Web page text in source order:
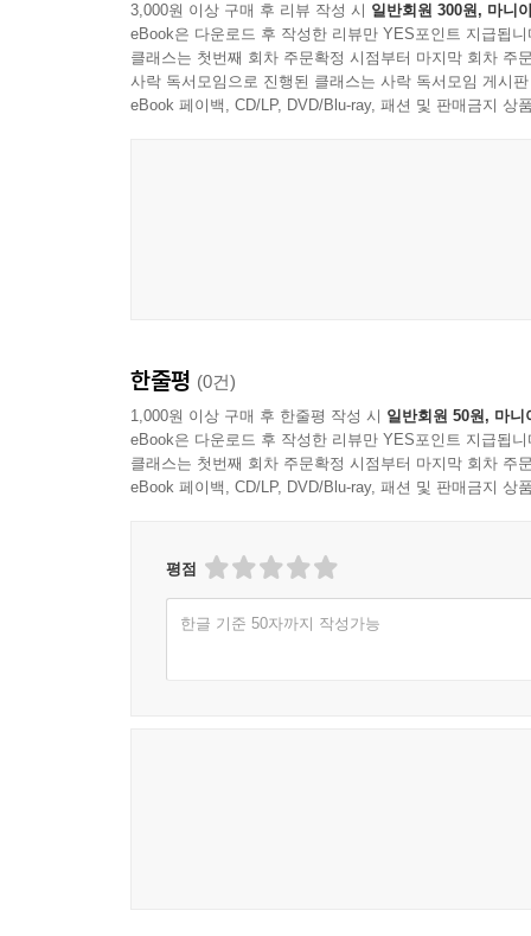
개인이 헤쳐나갈 수 있는 일이지만 성추행과 같
중대함을 알고 이에 맞게 대처하는 것이 현명한 일
성추행, 성폭행과 같은 성범죄는 다른 형사사건
축적되었고, 이를 통해 가장 흔한 그렇지만 중요
책의 내용은 성범죄 사건에서 수사와 재판에서 대
박상영 변호사가 집필 및 검토하였습니다.
울산에서
-법무법인 해강 변호사 박상영-
3,000원 이상 구매 후 리뷰 작성 시 일반회원 300원, 마니
eBook은 다운로드 후 작성한 리뷰만 YES포인트 지급됩니
클래스는 첫번째 회차 주문확정 시점부터 마지막 회차 주
사락 독서모임으로 진행된 클래스는 사락 독서모임 게시
eBook 페이백, CD/LP, DVD/Blu-ray, 패션 및 판매금지 상
한줄평 (0건)
1,000원 이상 구매 후 한줄평 작성 시 일반회원 50원, 마니
eBook은 다운로드 후 작성한 리뷰만 YES포인트 지급됩니
클래스는 첫번째 회차 주문확정 시점부터 마지막 회차 주
eBook 페이백, CD/LP, DVD/Blu-ray, 패션 및 판매금지 상
평점
한글 기준 50자까지 작성가능